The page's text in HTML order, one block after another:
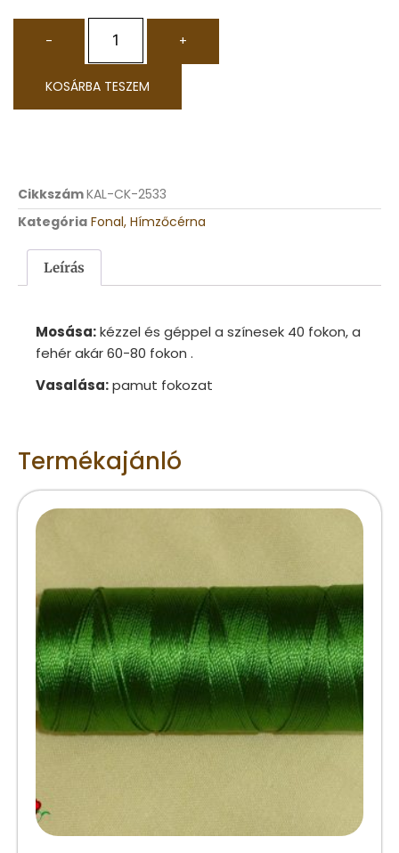
- +
KOSÁRBA TESZEM
CikkszámKAL-CK-2533
Kategória Fonal, Hímzőcérna
Leírás
Mosása:kézzel és géppel a színesek 40 fokon, a
fehér akár 60-80 fokon .
Vasalása:pamut fokozat
Termékajánló